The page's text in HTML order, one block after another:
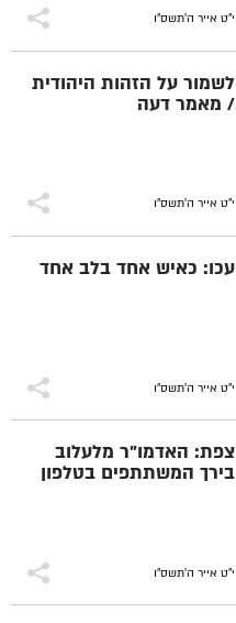
י"ט אייר ה׳תשס״ו
לשמור על הזהות היהודית
/ מאמר דעה
י"ט אייר ה׳תשס״ו
עכו: כאיש אחד בלב אחד
י"ט אייר ה׳תשס״ו
צפת: האדמו"ר מלעלוב
בירך המשתתפים בטלפון
י"ט אייר ה׳תשס״ו